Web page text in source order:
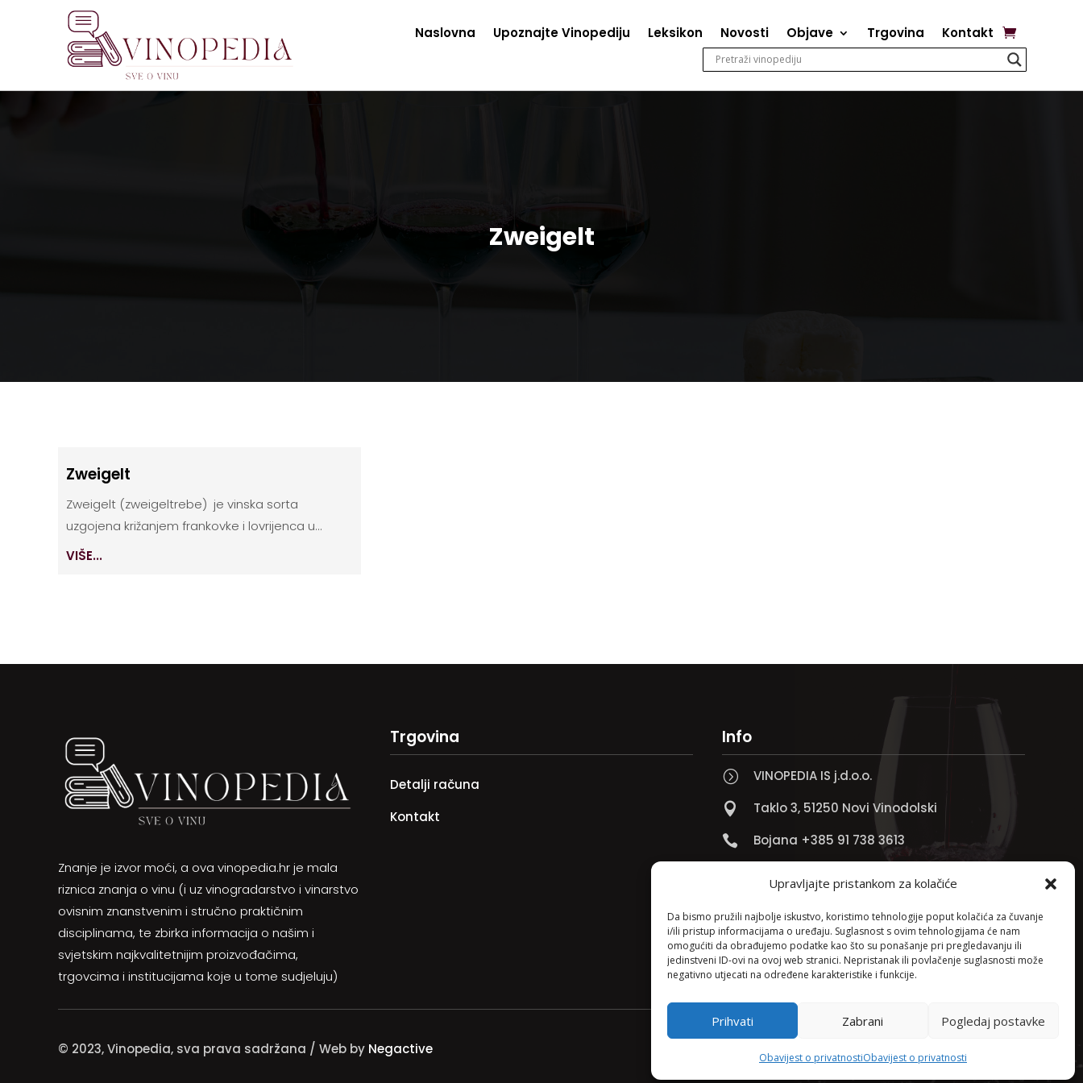
Upravljajte pristankom za kolačiće
Da bismo pružili najbolje iskustvo, koristimo tehnologije poput kolačića za čuvanje
i/ili pristup informacijama o uređaju. Suglasnost s ovim tehnologijama će nam
omogućiti da obrađujemo podatke kao što su ponašanje pri pregledavanju ili
jedinstveni ID-ovi na ovoj web stranici. Nepristanak ili povlačenje suglasnosti može
negativno utjecati na određene karakteristike i funkcije.
Prihvati Zabrani Pogledaj postavke
Obavijest o privatnostiObavijest o privatnosti
Naslovna Upoznajte Vinopediju Leksikon Novosti Objave Trgovina Kontakt
Zweigelt
Zweigelt
Zweigelt (zweigeltrebe) je vinska sorta
uzgojena križanjem frankovke i lovrijenca u...
VIŠE...
Znanje je izvor moći, a ova vinopedia.hr je mala
riznica znanja o vinu (i uz vinogradarstvo i vinarstvo
ovisnim znanstvenim i stručno praktičnim
disciplinama, te zbirka informacija o našim i
svjetskim najkvalitetnijim proizvođačima,
trgovcima i institucijama koje u tome sudjeluju)
Trgovina
Detalji računa
Kontakt
Info
= VINOPEDIA IS j.d.o.o.
 Taklo 3, 51250 Novi Vinodolski
 Bojana +385 91 738 3613
© 2023, Vinopedia, sva prava sadržana / Web by Negactive